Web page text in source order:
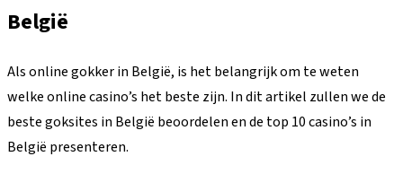
België
Als online gokker in België, is het belangrijk om te weten
welke online casino’s het beste zijn. In dit artikel zullen we de
beste goksites in België beoordelen en de top 10 casino’s in
België presenteren.